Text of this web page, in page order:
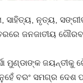
ସାହିତ୍ୟ, ନୃତ୍ୟ,
ଜନଜାତୀୟ
ମୁଣ୍ଡାଙ୍କ ଜୟନ୍ତୀକୁ
ବରଂ ସମଗ୍ର ଦେଶ